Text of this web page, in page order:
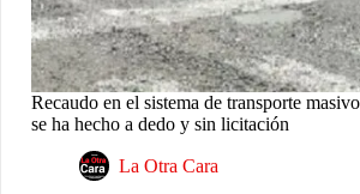
Recaudo en el sistema de transporte
se ha hecho a dedo y sin licitación
La Otra Cara